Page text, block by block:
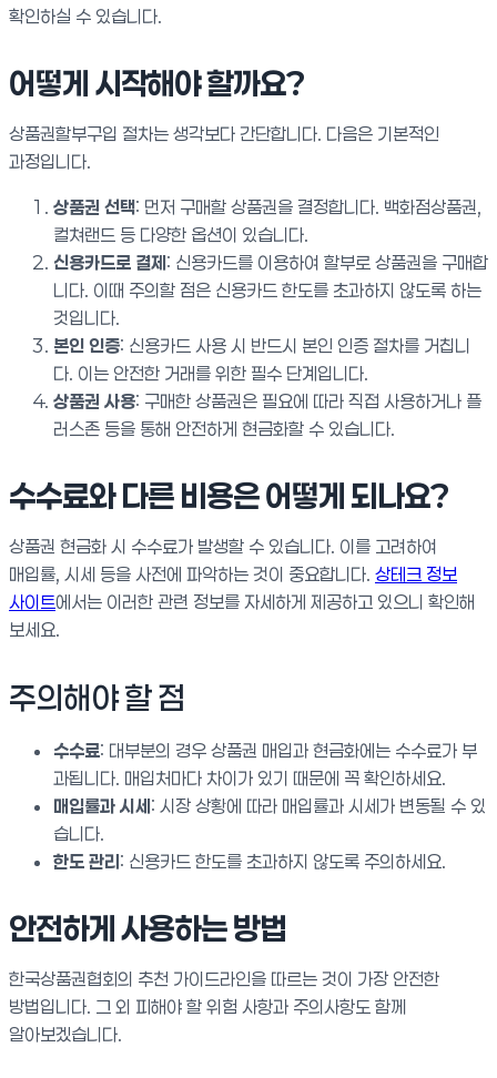
확인하실 수 있습니다.
어떻게 시작해야 할까요?
상품권할부구입 절차는 생각보다 간단합니다. 다음은 기본적인
과정입니다.
상품권 선택: 먼저 구매할 상품권을 결정합니다. 백화점상품권,
컬쳐랜드 등 다양한 옵션이 있습니다.
신용카드로 결제: 신용카드를 이용하여 할부로 상품권을 구매합
니다. 이때 주의할 점은 신용카드 한도를 초과하지 않도록 하는
것입니다.
본인 인증: 신용카드 사용 시 반드시 본인 인증 절차를 거칩니
다. 이는 안전한 거래를 위한 필수 단계입니다.
상품권 사용: 구매한 상품권은 필요에 따라 직접 사용하거나 플
러스존 등을 통해 안전하게 현금화할 수 있습니다.
수수료와 다른 비용은 어떻게 되나요?
상품권 현금화 시 수수료가 발생할 수 있습니다. 이를 고려하여
매입률, 시세 등을 사전에 파악하는 것이 중요합니다. 상테크 정보
사이트에서는 이러한 관련 정보를 자세하게 제공하고 있으니 확인해
보세요.
주의해야 할 점
수수료: 대부분의 경우 상품권 매입과 현금화에는 수수료가 부
과됩니다. 매입처마다 차이가 있기 때문에 꼭 확인하세요.
매입률과 시세: 시장 상황에 따라 매입률과 시세가 변동될 수 있
습니다.
한도 관리: 신용카드 한도를 초과하지 않도록 주의하세요.
안전하게 사용하는 방법
한국상품권협회의 추천 가이드라인을 따르는 것이 가장 안전한
방법입니다. 그 외 피해야 할 위험 사항과 주의사항도 함께
알아보겠습니다.